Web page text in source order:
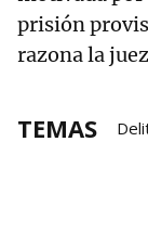
prisión
razona la
TEMAS